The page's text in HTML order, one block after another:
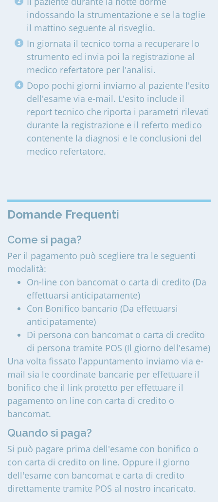
indossando la strumentazione e se la toglie
il mattino seguente al risveglio.
In giornata il tecnico torna a recuperare lo
strumento ed invia poi la registrazione al
medico refertatore per l'analisi.
Dopo pochi giorni inviamo al paziente l'esito
dell'esame via e-mail. L'esito include il
report tecnico che riporta i parametri rilevati
durante la registrazione e il referto medico
contenente la diagnosi e le conclusioni del
medico refertatore.
Domande Frequenti
Come si paga?
Per il pagamento può scegliere tra le seguenti
modalità:
On-line con bancomat o carta di credito (Da
effettuarsi anticipatamente)
Con Bonifico bancario (Da effettuarsi
anticipatamente)
Di persona con bancomat o carta di credito
di persona tramite POS (Il giorno dell'esame)
Una volta fissato l'appuntamento inviamo via e-
mail sia le coordinate bancarie per effettuare il
bonifico che il link protetto per effettuare il
pagamento on line con carta di credito o
bancomat.
Quando si paga?
Si può pagare prima dell'esame con bonifico o
con carta di credito on line. Oppure il giorno
dell'esame con bancomat e carta di credito
direttamente tramite POS al nostro incaricato.